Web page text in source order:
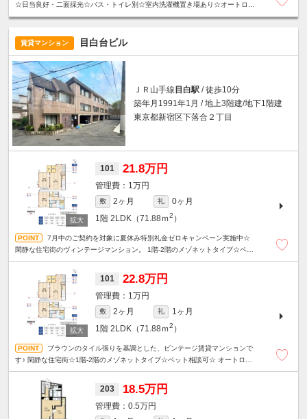
☆日当良好・二面採光☆バス・トイレ別☆室内洗濯機置き場あり☆オートロッ
賃貸マンション 目白台ビル
ＪＲ山手線 目白駅 / 徒歩10分
築年月1991年1月 / 地上3階建/地下1階建
東京都新宿区下落合２丁目
101 21.8万円
1万円
敷 2ヶ月 礼
0ヶ月
1階 2LDK（71.88ｍ2 ）
7月中のご契約を対象に夏休み特別礼金ゼロキャンペーン実施中☆
閑静な住宅街のヴィンテージマンション。 1階-2階のメゾネットタイプ☆ペッ
101 22.8万円
1万円
敷 2ヶ月 礼
1ヶ月
1階 2LDK（71.88ｍ2 ）
ブラウンのタイル張りを基調とした、ビンテージ賃貸マンションで
す♪ 閑静な住宅街☆1階-2階のメゾネットタイプ☆ペット相談可☆ オートロッ
203 18.5万円
0.5万円